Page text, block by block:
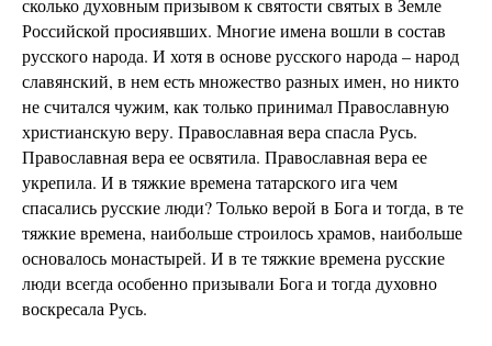
сколько духовным призывом к святости святых в Земле
Российской просиявших. Многие имена вошли в состав
русского народа. И хотя в основе русского народа – народ
славянский, в нем есть множество разных имен, но никто
не считался чужим, как только принимал Православную
христианскую веру. Православная вера спасла Русь.
Православная вера ее освятила. Православная вера ее
укрепила. И в тяжкие времена татарского ига чем
спасались русские люди? Только верой в Бога и тогда, в те
тяжкие времена, наибольше строилось храмов, наибольше
основалось монастырей. И в те тяжкие времена русские
люди всегда особенно призывали Бога и тогда духовно
воскресала Русь.